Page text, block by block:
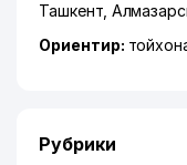
Ташкент,
Ориентир:
Рубрики